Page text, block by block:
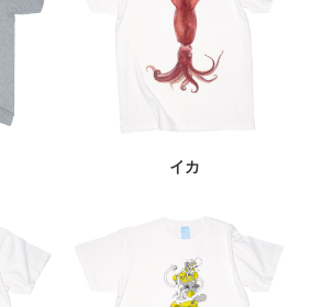
イカ